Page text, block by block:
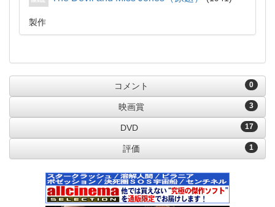
製作
0
コメント
3
映画賞
17
DVD
1
評価